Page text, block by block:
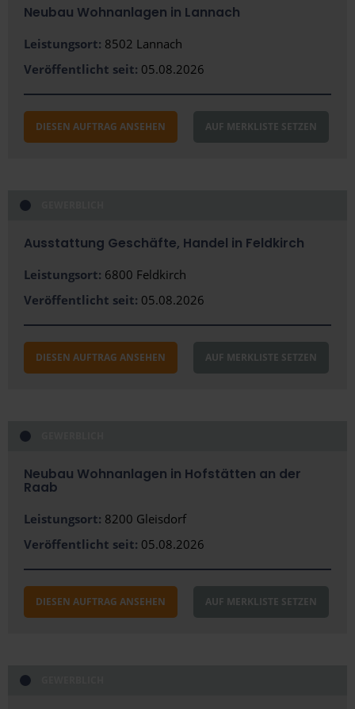
Kapfenberg
Klagenfurt
Linz
Lustenau
Villach
Wels
Wien
Wolfsberg
Niederösterreich
Oberösterreich
Steiermark
Tirol
Region
Neubau Wohnanlagen in Lannach
Leistungsort: 8502 Lannach
Veröffentlicht seit: 05.08.2026
DIESEN AUFTRAG ANSEHEN AUF MERKLISTE SETZEN
Ausstattung Geschäfte, Handel in Feldkirch
Leistungsort: 6800 Feldkirch
Veröffentlicht seit: 05.08.2026
DIESEN AUFTRAG ANSEHEN AUF MERKLISTE SETZEN
Neubau Wohnanlagen in Hofstätten an der
Raab
Leistungsort: 8200 Gleisdorf
Veröffentlicht seit: 05.08.2026
DIESEN AUFTRAG ANSEHEN AUF MERKLISTE SETZEN